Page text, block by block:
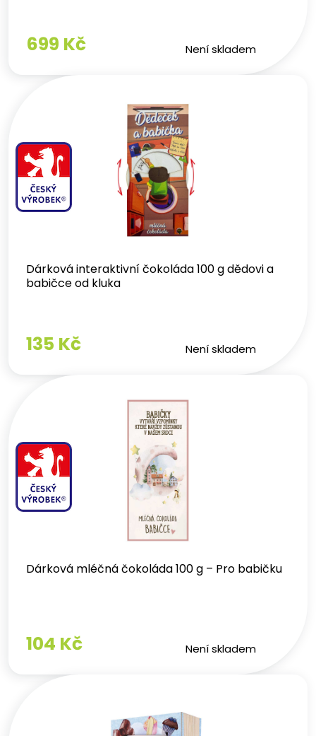
699 Kč Není skladem
Dárková interaktivní čokoláda 100 g dědovi a
babičce od kluka
135 Kč Není skladem
Dárková mléčná čokoláda 100 g – Pro babičku
104 Kč Není skladem